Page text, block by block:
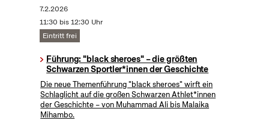
7.2.2026
11:30 bis 12:30 Uhr
Eintritt frei
Führung: "black sheroes" – die größten
Schwarzen Sportler*innen der Geschichte
Die neue Themenführung "black sheroes" wirft ein
Schlaglicht auf die großen Schwarzen Athlet*innen
der Geschichte – von Muhammad Ali bis Malaika
Mihambo.